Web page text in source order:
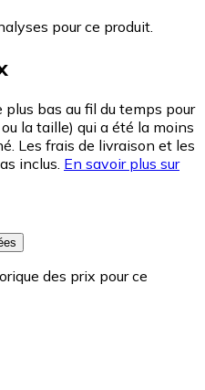
pour ce produit.
bas au fil du temps pour
la taille) qui a été la moins
Les frais de livraison et les
inclus. En savoir plus sur
des prix pour ce